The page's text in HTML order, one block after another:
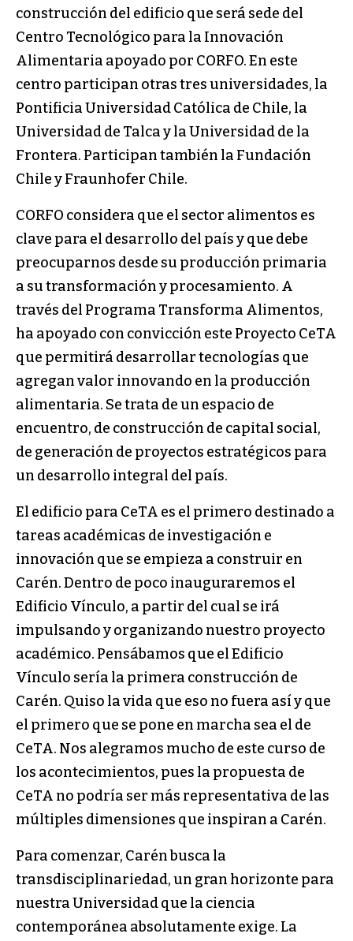
construcción del edificio que será sede del
Centro Tecnológico para la Innovación
Alimentaria apoyado por CORFO. En este
centro participan otras tres universidades, la
Pontificia Universidad Católica de Chile, la
Universidad de Talca y la Universidad de la
Frontera. Participan también la Fundación
Chile y Fraunhofer Chile.
CORFO considera que el sector alimentos es
clave para el desarrollo del país y que debe
preocuparnos desde su producción primaria
a su transformación y procesamiento. A
través del Programa Transforma Alimentos,
ha apoyado con convicción este Proyecto CeTA
que permitirá desarrollar tecnologías que
agregan valor innovando en la producción
alimentaria. Se trata de un espacio de
encuentro, de construcción de capital social,
de generación de proyectos estratégicos para
un desarrollo integral del país.
El edificio para CeTA es el primero destinado a
tareas académicas de investigación e
innovación que se empieza a construir en
Carén. Dentro de poco inauguraremos el
Edificio Vínculo, a partir del cual se irá
impulsando y organizando nuestro proyecto
académico. Pensábamos que el Edificio
Vínculo sería la primera construcción de
Carén. Quiso la vida que eso no fuera así y que
el primero que se pone en marcha sea el de
CeTA. Nos alegramos mucho de este curso de
los acontecimientos, pues la propuesta de
CeTA no podría ser más representativa de las
múltiples dimensiones que inspiran a Carén.
Para comenzar, Carén busca la
transdisciplinariedad, un gran horizonte para
nuestra Universidad que la ciencia
contemporánea absolutamente exige. La